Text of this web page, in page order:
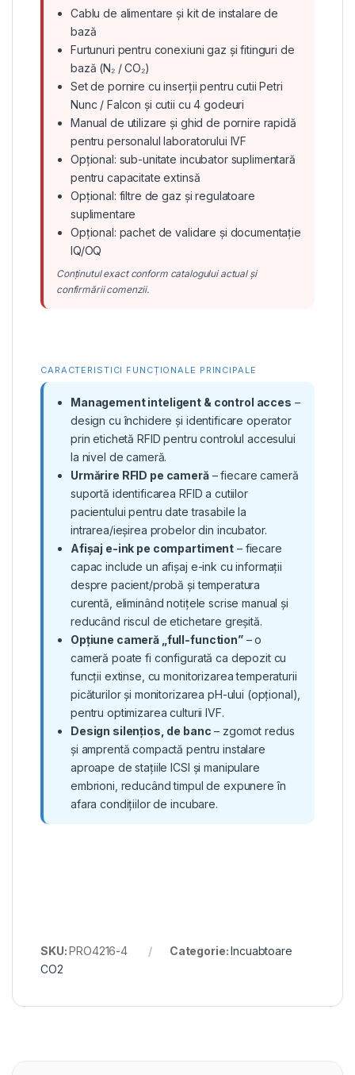
Cablu de alimentare și kit de instalare de
bază
Furtunuri pentru conexiuni gaz și fitinguri de
bază (N₂ / CO₂)
Set de pornire cu inserții pentru cutii Petri
Nunc / Falcon și cutii cu 4 godeuri
Manual de utilizare și ghid de pornire rapidă
pentru personalul laboratorului IVF
Opțional: sub-unitate incubator suplimentară
pentru capacitate extinsă
Opțional: filtre de gaz și regulatoare
suplimentare
Opțional: pachet de validare și documentație
IQ/OQ
Conținutul exact conform catalogului actual și
confirmării comenzii.
CARACTERISTICI FUNCȚIONALE PRINCIPALE
Management inteligent & control acces –
design cu închidere și identificare operator
prin etichetă RFID pentru controlul accesului
la nivel de cameră.
Urmărire RFID pe cameră– fiecare cameră
suportă identificarea RFID a cutiilor
pacientului pentru date trasabile la
intrarea/ieșirea probelor din incubator.
Afișaj e-ink pe compartiment – fiecare
capac include un afișaj e-ink cu informații
despre pacient/probă și temperatura
curentă, eliminând notițele scrise manual și
reducând riscul de etichetare greșită.
Opțiune cameră „full-function”– o
cameră poate fi configurată ca depozit cu
funcții extinse, cu monitorizarea temperaturii
picăturilor și monitorizarea pH-ului (opțional),
pentru optimizarea culturii IVF.
Design silențios, de banc – zgomot redus
și amprentă compactă pentru instalare
aproape de stațiile ICSI și manipulare
embrioni, reducând timpul de expunere în
afara condițiilor de incubare.
SKU:PRO4216-4 Categorie:Incuabtoare
CO2